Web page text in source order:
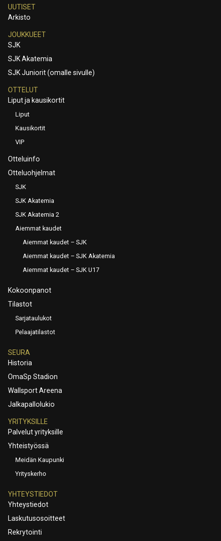
UUTISET
Arkisto
JOUKKUEET
SJK
SJK Akatemia
SJK Juniorit (omalle sivulle)
OTTELUT
Liput ja kausikortit
Liput
Kausikortit
VIP
Otteluinfo
Otteluohjelmat
SJK
SJK Akatemia
SJK Akatemia 2
Aiemmat kaudet
Aiemmat kaudet – SJK
Aiemmat kaudet – SJK Akatemia
Aiemmat kaudet – SJK U17
Kokoonpanot
Tilastot
Sarjataulukot
Pelaajatilastot
SEURA
Historia
OmaSp Stadion
Wallsport Areena
Jalkapallolukio
YRITYKSILLE
Palvelut yrityksille
Yhteistyössä
Meidän Kaupunki
Yrityskerho
YHTEYSTIEDOT
Yhteystiedot
Laskutusosoitteet
Rekrytointi